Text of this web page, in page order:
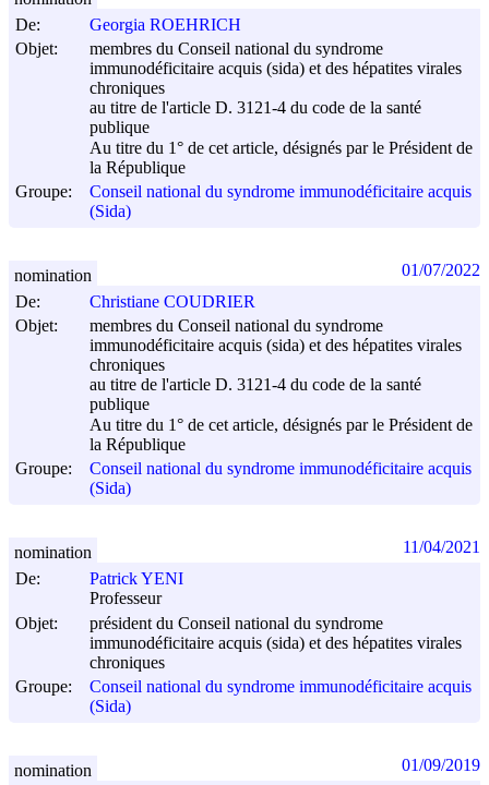
De:
Georgia ROEHRICH
Objet:
membres du Conseil national du syndrome
immunodéficitaire acquis (sida) et des hépatites virales
chroniques
au titre de l'article D. 3121-4 du code de la santé
publique
Au titre du 1° de cet article, désignés par le Président de
la République
Groupe:
Conseil national du syndrome immunodéficitaire acquis
(Sida)
De:
Christiane COUDRIER
Objet:
membres du Conseil national du syndrome
immunodéficitaire acquis (sida) et des hépatites virales
chroniques
au titre de l'article D. 3121-4 du code de la santé
publique
Au titre du 1° de cet article, désignés par le Président de
la République
Groupe:
Conseil national du syndrome immunodéficitaire acquis
(Sida)
nomination 01/07/2022
De:
Patrick YENI
Professeur
Objet:
président du Conseil national du syndrome
immunodéficitaire acquis (sida) et des hépatites virales
chroniques
Groupe:
Conseil national du syndrome immunodéficitaire acquis
(Sida)
nomination 11/04/2021
nomination 01/09/2019